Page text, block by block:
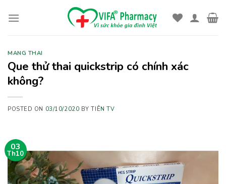
MANG THAI
Que thử thai quickstrip có chính xác
không?
POSTED ON 03/10/2020 BYTIÊN TV
03
Th10